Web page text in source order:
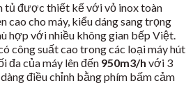
tủ được thiết kế với vỏ inox toàn
cao cho máy, kiểu dáng sang trọng
hợp với nhiều không gian bếp Việt.
công suất cao trong các loại máy hút
đa của máy lên đến 950m3/h với 3
điều chỉnh bằng phím bấm cảm